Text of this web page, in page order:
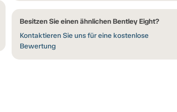
Besitzen Sie einen ähnlichen Bentley Eight?
Kontaktieren Sie uns für eine kostenlose
Bewertung